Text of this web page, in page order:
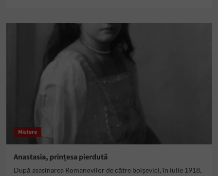
Misterul
Rasputin.
fost
otrăvit,
împușcat,
bătut
Mistere
Anastasia, prințesa pierdută
După asasinarea Romanovilor de către bolșevici, în iulie 1918,